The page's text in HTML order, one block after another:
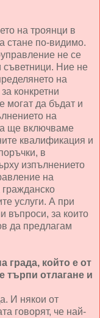
на троянци в
стане по-видимо.
не се
съветници. Ние не
на
конкретни
могат да бъдат и
на
ще включваме
квалификация и
в
изпълнението
на
услуги. А при
въпроси, за които
да предлагам
града, който е от
търпи отлагане и
И някои от
говорят, че най-